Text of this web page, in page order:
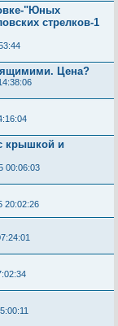
"Юных
стрелков-1
Цена?
крышкой и
00:06:03
20:02:26